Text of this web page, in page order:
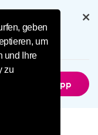
geben
um
und Ihre
zu
Sie Sich Die App